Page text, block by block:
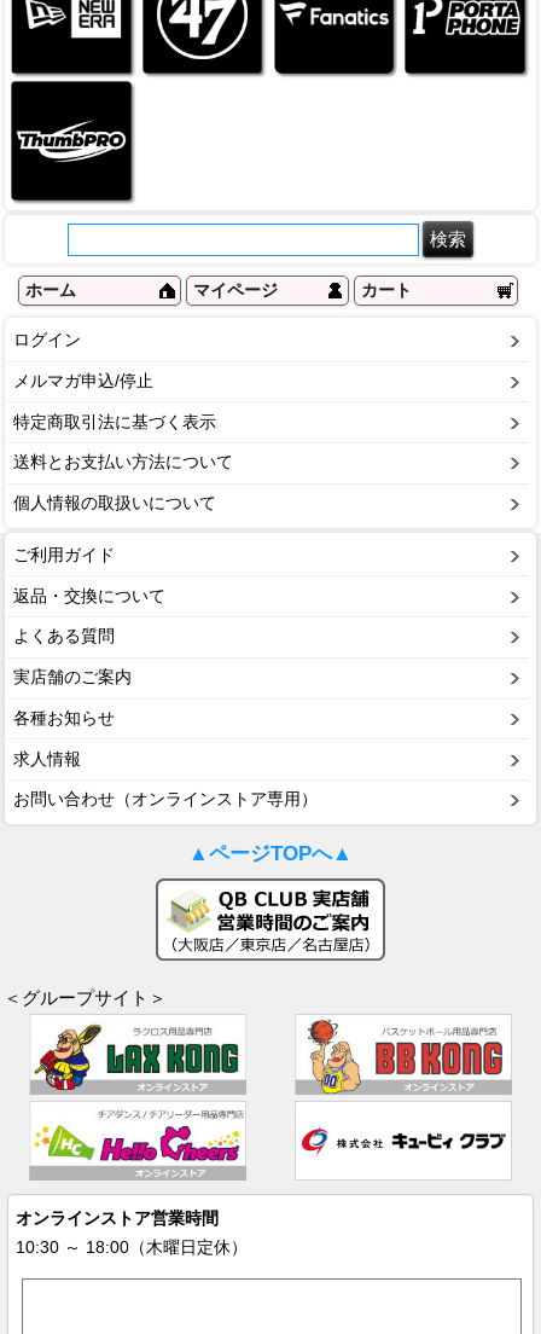
ホーム マイページ カート
ログイン
メルマガ申込/停止
特定商取引法に基づく表示
送料とお支払い方法について
個人情報の取扱いについて
ご利用ガイド
返品・交換について
よくある質問
実店舗のご案内
各種お知らせ
求人情報
お問い合わせ（オンラインストア専用）
▲ページTOPへ▲
＜グループサイト＞
オンラインストア営業時間
10:30 ～ 18:00（木曜日定休）